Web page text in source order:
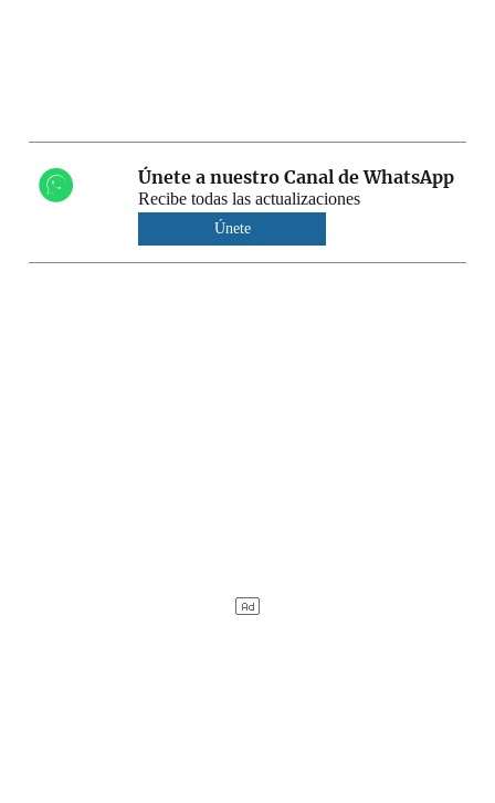
Únete a nuestro Canal de WhatsApp
Recibe todas las actualizaciones
Únete